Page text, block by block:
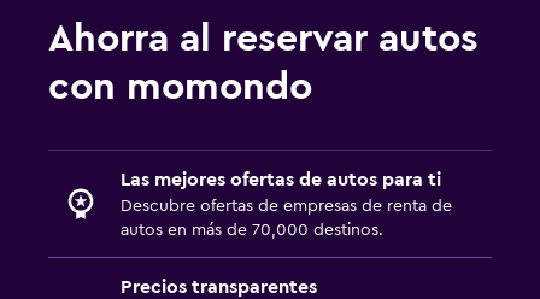
Ahorra al reservar autos
con momondo
Las mejores ofertas de autos para ti
Descubre ofertas de empresas de renta de
autos en más de 70,000 destinos.
Precios transparentes